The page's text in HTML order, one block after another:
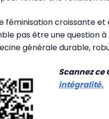
féminisation croissante
pas être une question
générale durable,
Scannez ce
intégralité.